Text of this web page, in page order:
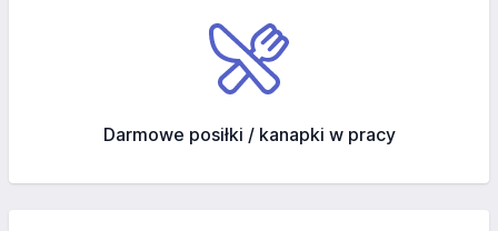
Darmowe posiłki / kanapki w pracy